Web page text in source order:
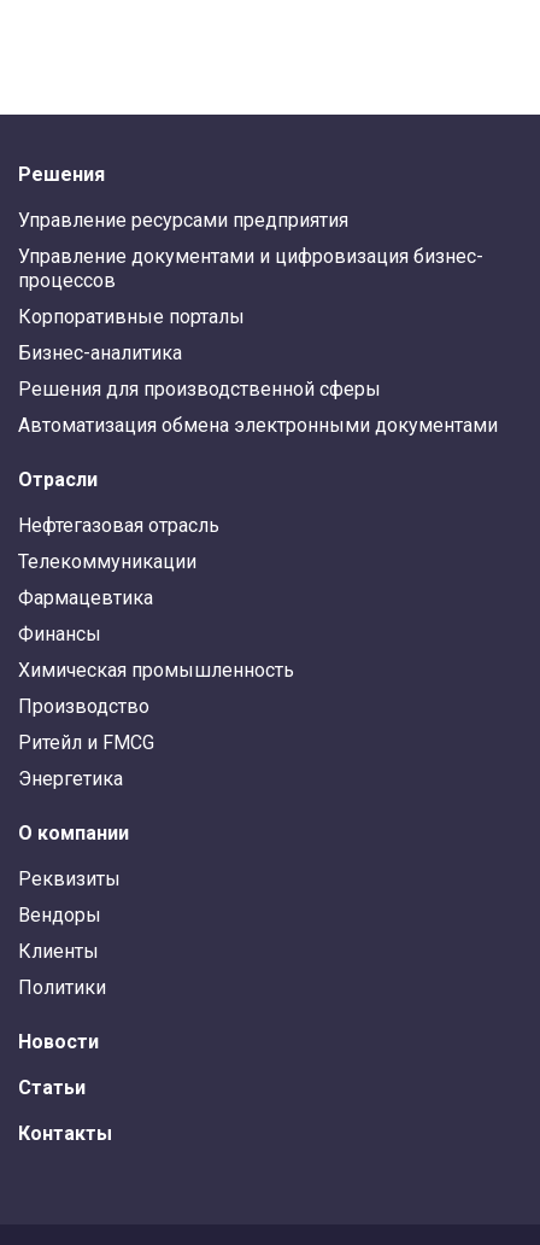
Решения
Управление ресурсами предприятия
Управление документами и цифровизация бизнес-
процессов
Корпоративные порталы
Бизнес-аналитика
Решения для производственной сферы
Автоматизация обмена электронными документами
Отрасли
Нефтегазовая отрасль
Телекоммуникации
Фармацевтика
Финансы
Химическая промышленность
Производство
Ритейл и FMCG
Энергетика
О компании
Реквизиты
Вендоры
Клиенты
Политики
Новости
Статьи
Контакты